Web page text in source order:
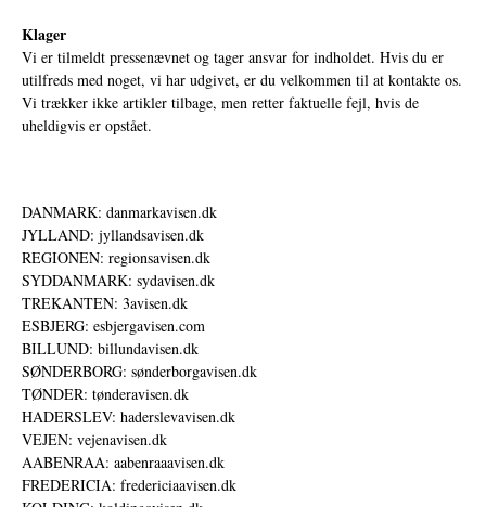
Klager
Vi er tilmeldt pressenævnet og tager ansvar for indholdet. Hvis du er
utilfreds med noget, vi har udgivet, er du velkommen til at kontakte os.
Vi trækker ikke artikler tilbage, men retter faktuelle fejl, hvis de
uheldigvis er opstået.
DANMARK: danmarkavisen.dk
JYLLAND: jyllandsavisen.dk
REGIONEN: regionsavisen.dk
SYDDANMARK: sydavisen.dk
TREKANTEN: 3avisen.dk
ESBJERG: esbjergavisen.com
BILLUND: billundavisen.dk
SØNDERBORG: sønderborgavisen.dk
TØNDER: tønderavisen.dk
HADERSLEV: haderslevavisen.dk
VEJEN: vejenavisen.dk
AABENRAA: aabenraaavisen.dk
FREDERICIA: fredericiaavisen.dk